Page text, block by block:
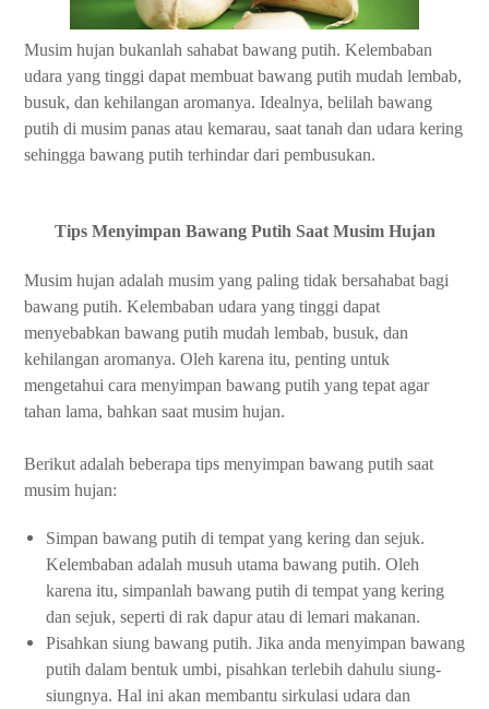
Musim hujan bukanlah sahabat bawang putih. Kelembaban
udara yang tinggi dapat membuat bawang putih mudah lembab,
busuk, dan kehilangan aromanya. Idealnya, belilah bawang
putih di musim panas atau kemarau, saat tanah dan udara kering
sehingga bawang putih terhindar dari pembusukan.
Tips Menyimpan Bawang Putih Saat Musim Hujan
Musim hujan adalah musim yang paling tidak bersahabat bagi
bawang putih. Kelembaban udara yang tinggi dapat
menyebabkan bawang putih mudah lembab, busuk, dan
kehilangan aromanya. Oleh karena itu, penting untuk
mengetahui cara menyimpan bawang putih yang tepat agar
tahan lama, bahkan saat musim hujan.
Berikut adalah beberapa tips menyimpan bawang putih saat
musim hujan:
Simpan bawang putih di tempat yang kering dan sejuk.
Kelembaban adalah musuh utama bawang putih. Oleh
karena itu, simpanlah bawang putih di tempat yang kering
dan sejuk, seperti di rak dapur atau di lemari makanan.
Pisahkan siung bawang putih. Jika anda menyimpan bawang
putih dalam bentuk umbi, pisahkan terlebih dahulu siung-
siungnya. Hal ini akan membantu sirkulasi udara dan